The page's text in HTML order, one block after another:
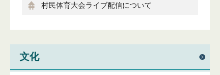
村民体育大会ライブ配信について
文化